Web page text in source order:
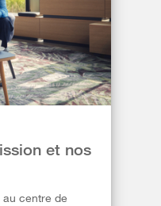
et nos
au centre de